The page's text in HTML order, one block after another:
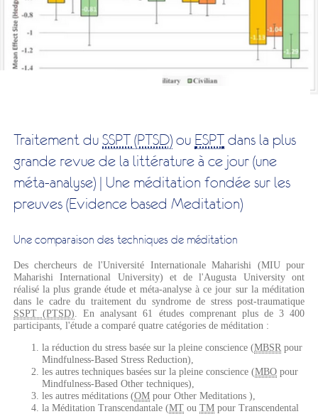
Traitement du SSPT (PTSD) ou ESPT dans la plus
grande revue de la littérature à ce jour (une
méta-analyse) | Une méditation fondée sur les
preuves (Evidence based Meditation)
Une comparaison des techniques de méditation
Des chercheurs de l'Université Internationale Maharishi (MIU pour
Maharishi International University) et de l'Augusta University ont
réalisé la plus grande étude et méta-analyse à ce jour sur la méditation
dans le cadre du traitement du syndrome de stress post-traumatique
SSPT (PTSD). En analysant 61 études comprenant plus de 3 400
participants, l'étude a comparé quatre catégories de méditation :
la réduction du stress basée sur la pleine conscience (MBSR pour
Mindfulness-Based Stress Reduction),
les autres techniques basées sur la pleine conscience (MBO pour
Mindfulness-Based Other techniques),
les autres méditations (OM pour Other Meditations ),
la Méditation Transcendantale (MT ou TM pour Transcendental